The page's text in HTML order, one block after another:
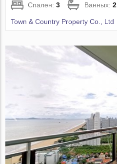
Спален:3 Ванных:2
Town & Country Property Co., Ltd